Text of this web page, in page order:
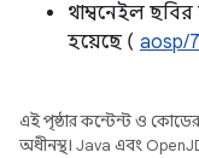
থাম্বনেইল
হয়েছে ( aosp/
এই পৃষ্ঠার কন্টেন্ট ও
অধীনস্থ। Java এবং